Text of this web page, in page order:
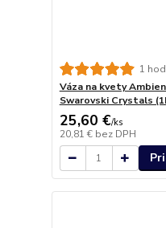
1
Váza na kvety
Swarovski Crystals
25,60 €/ks
20,81 € bez DPH